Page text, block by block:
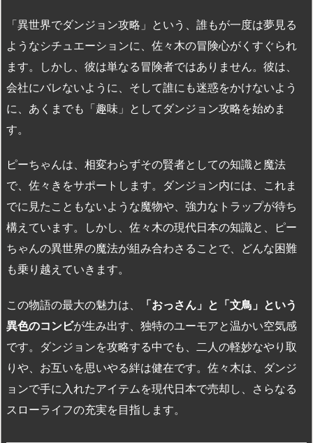
「異世界でダンジョン攻略」という、誰もが一度は夢見る
ようなシチュエーションに、佐々木の冒険心がくすぐられ
ます。しかし、彼は単なる冒険者ではありません。彼は、
会社にバレないように、そして誰にも迷惑をかけないよう
に、あくまでも「趣味」としてダンジョン攻略を始めま
す。
ピーちゃんは、相変わらずその賢者としての知識と魔法
で、佐々きをサポートします。ダンジョン内には、これま
でに見たこともないような魔物や、強力なトラップが待ち
構えています。しかし、佐々木の現代日本の知識と、ピー
ちゃんの異世界の魔法が組み合わさることで、どんな困難
も乗り越えていきます。
この物語の最大の魅力は、
「おっさん」と「文鳥」という
異色のコンビが生み出す、独特のユーモアと温かい空気感
です。ダンジョンを攻略する中でも、二人の軽妙なやり取
りや、お互いを思いやる絆は健在です。佐々木は、ダンジ
ョンで手に入れたアイテムを現代日本で売却し、さらなる
スローライフの充実を目指します。